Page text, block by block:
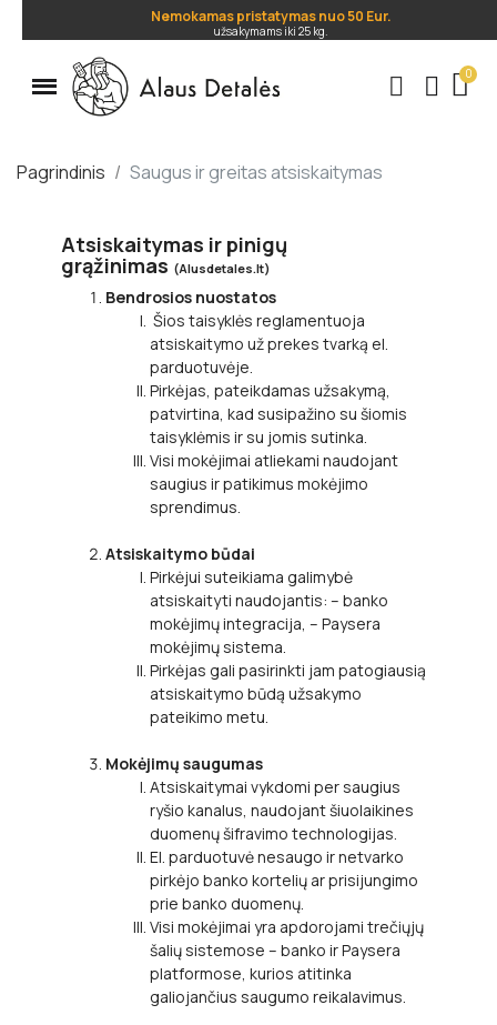
Nemokamas pristatymas nuo 50 Eur.
užsakymams iki 25 kg.
Pagrindinis Saugus ir greitas atsiskaitymas
Atsiskaitymas ir pinigų
grąžinimas (Alusdetales.lt)
Bendrosios nuostatos
Šios taisyklės reglamentuoja
atsiskaitymo už prekes tvarką el.
parduotuvėje.
Pirkėjas, pateikdamas užsakymą,
patvirtina, kad susipažino su šiomis
taisyklėmis ir su jomis sutinka.
Visi mokėjimai atliekami naudojant
saugius ir patikimus mokėjimo
sprendimus.
Atsiskaitymo būdai
Pirkėjui suteikiama galimybė
atsiskaityti naudojantis: – banko
mokėjimų integracija, – Paysera
mokėjimų sistema.
Pirkėjas gali pasirinkti jam patogiausią
atsiskaitymo būdą užsakymo
pateikimo metu.
Mokėjimų saugumas
Atsiskaitymai vykdomi per saugius
ryšio kanalus, naudojant šiuolaikines
duomenų šifravimo technologijas.
El. parduotuvė nesaugo ir netvarko
pirkėjo banko kortelių ar prisijungimo
prie banko duomenų.
Visi mokėjimai yra apdorojami trečiųjų
šalių sistemose – banko ir Paysera
platformose, kurios atitinka
galiojančius saugumo reikalavimus.